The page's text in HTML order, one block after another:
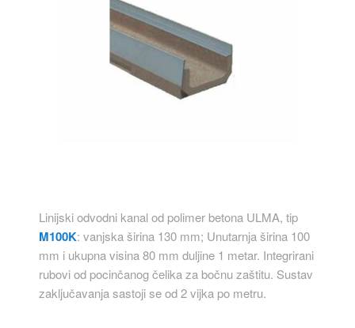
Linijski odvodni kanal od polimer betona ULMA, tip
M100K: vanjska širina 130 mm; Unutarnja širina 100
mm i ukupna visina 80 mm duljine 1 metar. Integrirani
rubovi od pocinčanog čelika za bočnu zaštitu. Sustav
zaključavanja sastoji se od 2 vijka po metru.